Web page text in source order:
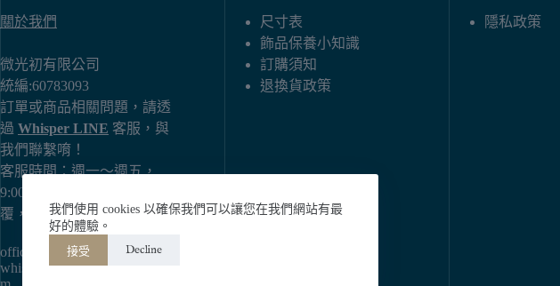
我們使用 cookies 以確保我們可以讓您在我們網站有最
好的體驗。
接受 Decline
關於我們
微光初有限公司
統編:60783093
訂單或商品相關問題，請透
過 Whisper LINE 客服，與
我們聯繫唷！
客服時間：週一～週五，
9:00～18:00 （若未能即時回
覆，還請見諒）
official email:
whisperjewelry2024@gmail.co
尺寸表
飾品保養小知識
訂購須知
退換貨政策
隱私政策